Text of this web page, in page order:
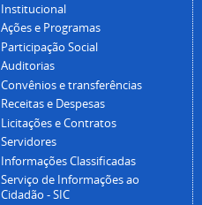
Institucional
Ações e Programas
Participação Social
Auditorias
Convênios e transferências
Receitas e Despesas
Licitações e Contratos
Servidores
Informações Classificadas
Serviço de Informações ao
Cidadão - SIC